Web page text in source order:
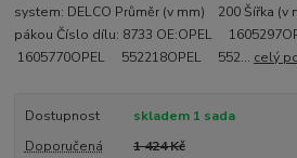
system: DELCO Průměr (v mm) 200 Šířka
pákou Číslo dílu: 8733 OE:OPEL
1605770OPEL 552218OPEL 552... celý
Dostupnost
skladem 1 sada
Doporučená
1 424 Kč